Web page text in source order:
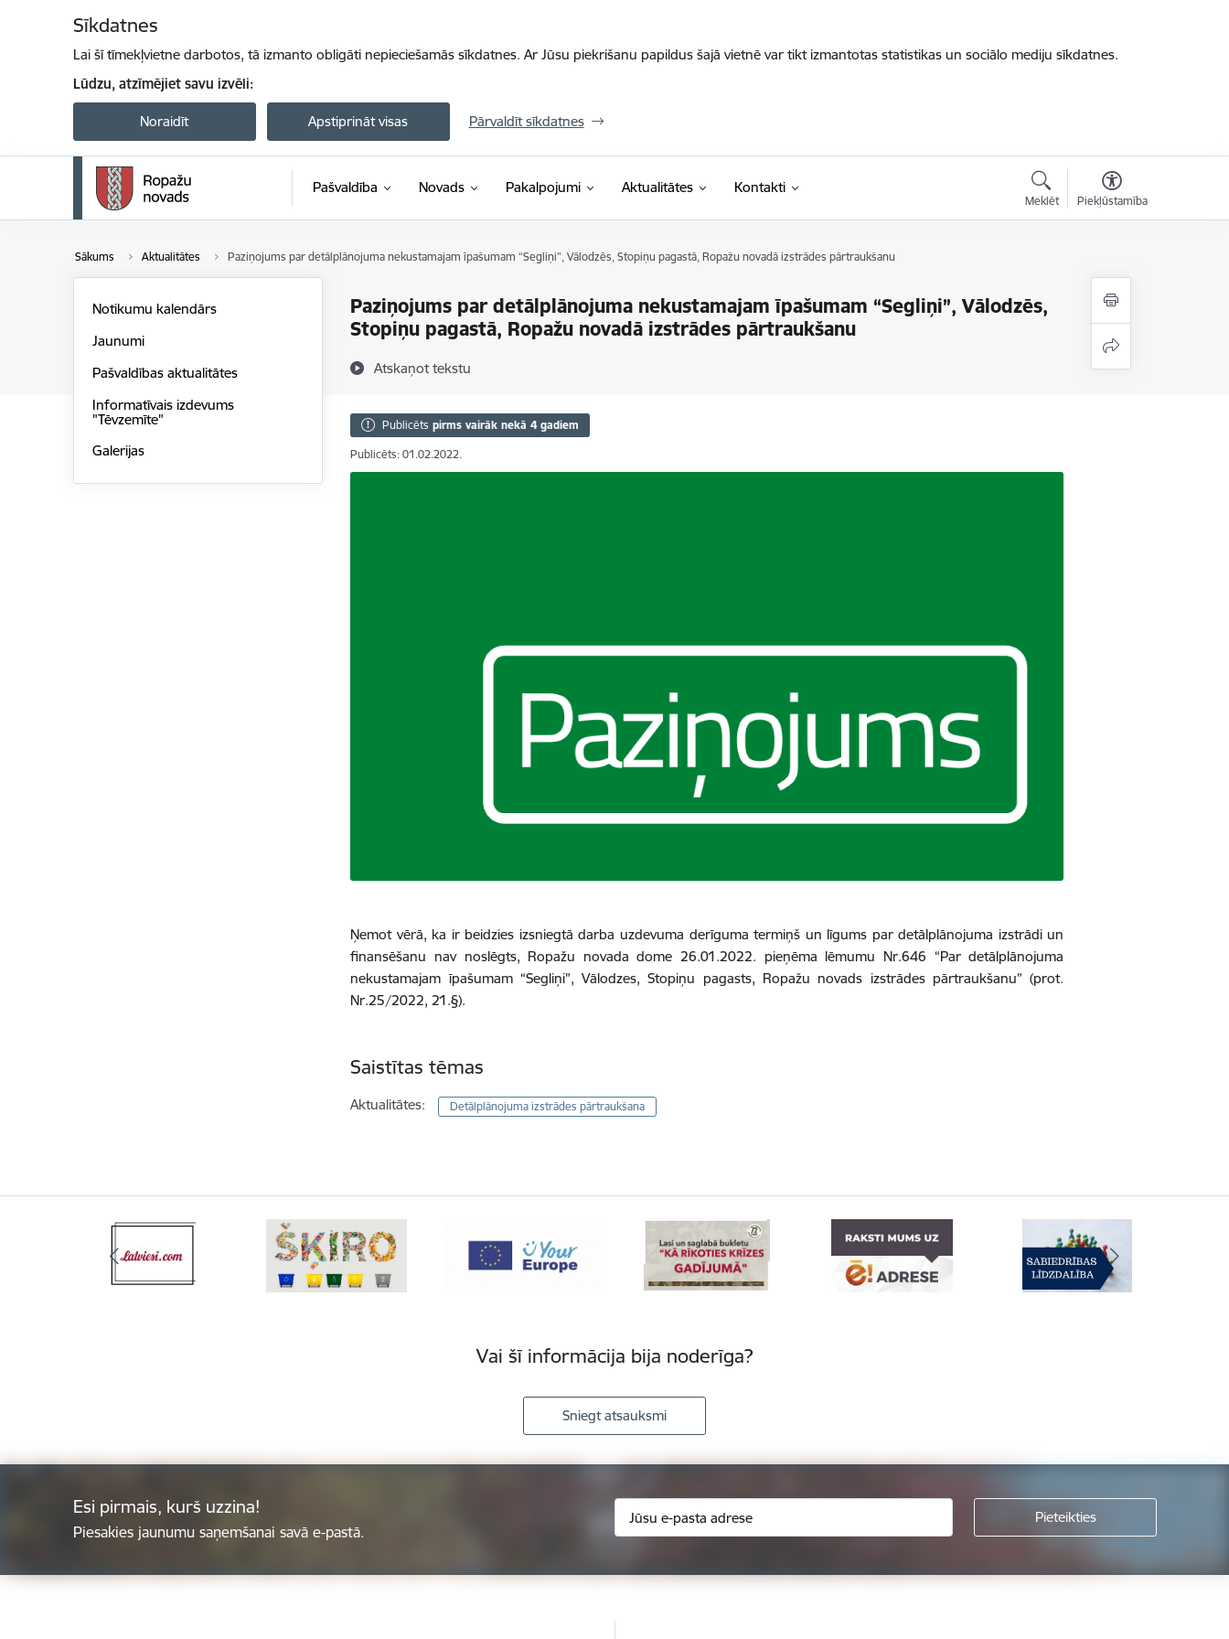
Sīkdatnes
Lai šī tīmekļvietne darbotos, tā izmanto obligāti nepieciešamās sīkdatnes. Ar Jūsu piekrišanu papildus šajā vietnē var tikt izmantotas statistikas un sociālo mediju sīkdatnes.
Lūdzu, atzīmējiet savu izvēli:
Noraidīt Apstiprināt visas Pārvaldīt sīkdatnes
Pašvaldība Novads Pakalpojumi Aktualitātes Kontakti
Meklēt Piekļūstamība
Sākums Aktualitātes Paziņojums par detālplānojuma nekustamajam īpašumam “Segliņi”, Vālodzēs, Stopiņu pagastā, Ropažu novadā izstrādes pārtraukšanu
Paziņojums par detālplānojuma nekustamajam īpašumam “Segliņi”, Vālodzēs,
Stopiņu pagastā, Ropažu novadā izstrādes pārtraukšanu
Atskaņot tekstu
Notikumu kalendārs
Jaunumi
Pašvaldības aktualitātes
Informatīvais izdevums
"Tēvzemīte"
Galerijas
Publicēts pirms vairāk nekā 4 gadiem
Publicēts: 01.02.2022.
Ņemot vērā, ka ir beidzies izsniegtā darba uzdevuma derīguma termiņš un līgums par detālplānojuma izstrādi un
finansēšanu nav noslēgts, Ropažu novada dome 26.01.2022. pieņēma lēmumu Nr.646 “Par detālplānojuma
nekustamajam īpašumam “Segliņi”, Vālodzes, Stopiņu pagasts, Ropažu novads izstrādes pārtraukšanu” (prot.
Nr.25/2022, 21.§).
Saistītas tēmas
Aktualitātes: Detālplānojuma izstrādes pārtraukšana
Vai šī informācija bija noderīga?
Sniegt atsauksmi
Esi pirmais, kurš uzzina!
Piesakies jaunumu saņemšanai savā e-pastā.